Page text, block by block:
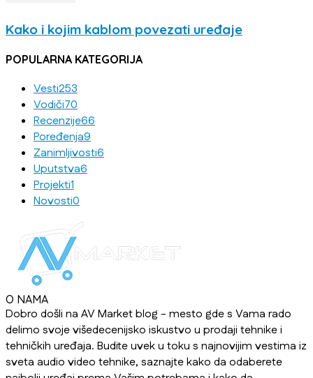
Kako i kojim kablom povezati uređaje
POPULARNA KATEGORIJA
Vesti253
Vodiči70
Recenzije66
Poređenja9
Zanimljivosti6
Uputstva6
Projekti1
Novosti0
O NAMA
Dobro došli na AV Market blog - mesto gde s Vama rado
delimo svoje višedecenijsko iskustvo u prodaji tehnike i
tehničkih uređaja. Budite uvek u toku s najnovijim vestima iz
sveta audio video tehnike, saznajte kako da odaberete